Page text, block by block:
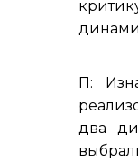
П:
два